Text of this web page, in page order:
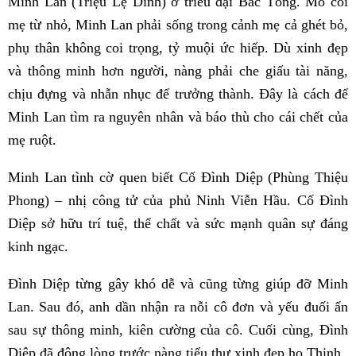
mẹ từ nhỏ, Minh Lan phải sống trong cảnh mẹ cả ghét bỏ,
phụ thân không coi trọng, tỷ muội ức hiếp. Dù xinh đẹp
và thông minh hơn người, nàng phải che giấu tài năng,
chịu đựng và nhẫn nhục để trưởng thành. Đây là cách để
Minh Lan tìm ra nguyên nhân và báo thù cho cái chết của
mẹ ruột.
Minh Lan tình cờ quen biết Cố Đình Diệp (Phùng Thiệu
Phong) – nhị công tử của phủ Ninh Viễn Hầu. Cố Đình
Diệp sở hữu trí tuệ, thể chất và sức mạnh quân sự đáng
kinh ngạc.
Đình Diệp từng gây khó dễ và cũng từng giúp đỡ Minh
Lan. Sau đó, anh dần nhận ra nỗi cô đơn và yếu đuối ẩn
sau sự thông minh, kiên cường của cô. Cuối cùng, Đình